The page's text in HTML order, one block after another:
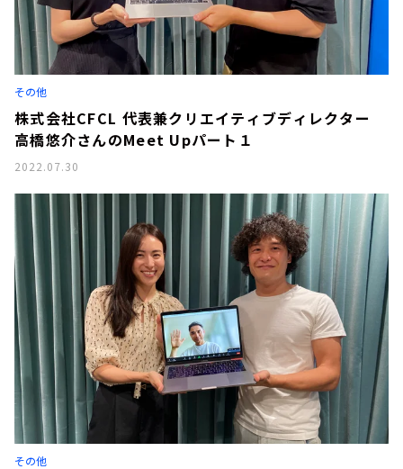
その他
株式会社CFCL 代表兼クリエイティブディレクター
高橋悠介さんのMeet Upパート１
2022.07.30
その他